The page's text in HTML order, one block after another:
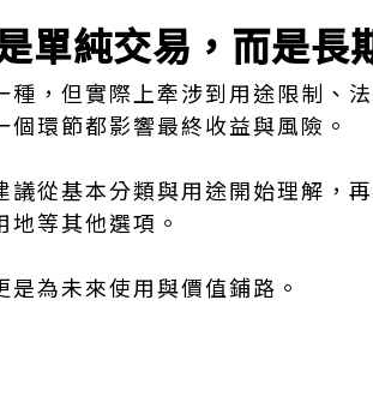
單純交易，而是長
種，但實際上牽涉到用途限制、
環節都影響最終收益與風險。
從基本分類與用途開始理解，
等其他選項。
為未來使用與價值鋪路。